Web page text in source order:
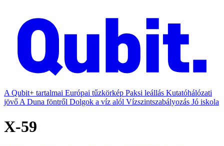
A Qubit+ tartalmai Európai tűzkörkép Paksi leállás Kutatóhálózati
jövő A Duna föntről Dolgok a víz alól Vízszintszabályozás Jó iskola
X-59